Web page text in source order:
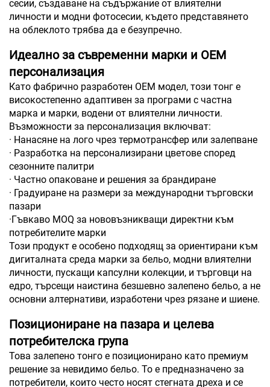
сесии, създаване на съдържание от влиятелни
личности и модни фотосесии, където представянето
на облеклото трябва да е безупречно.
Идеално за съвременни марки и OEM
персонализация
Като фабрично разработен OEM модел, този тонг е
високостепенно адаптивен за програми с частна
марка и марки, водени от влиятелни личности.
Възможности за персонализация включват:
· Нанасяне на лого чрез термотрансфер или залепване
· Разработка на персонализирани цветове според
сезонните палитри
· Частно опаковане и решения за брандиране
· Градуиране на размери за международни търговски
пазари
·Гъвкаво MOQ за нововъзникващи директни към
потребителите марки
Този продукт е особено подходящ за ориентирани към
дигиталната среда марки за бельо, модни влиятелни
личности, пускащи капсулни колекции, и търговци на
едро, търсещи наистина безшевно залепено бельо, а не
основни алтернативи, изработени чрез рязане и шиене.
Позициониране на пазара и целева
потребителска група
Това залепено тонго е позиционирано като премиум
решение за невидимо бельо. То е предназначено за
потребители, които често носят стегната дреха и се